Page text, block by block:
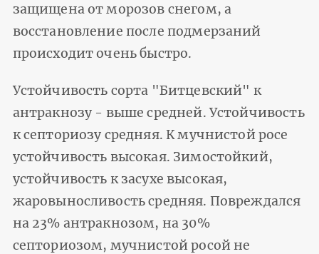
защищена от морозов снегом, а
восстановление после подмерзаний
происходит очень быстро.
Устойчивость сорта "Битцевский" к
антракнозу - выше средней. Устойчивость
к септориозу средняя. К мучнистой росе
устойчивость высокая. Зимостойкий,
устойчивость к засухе высокая,
жаровыносливость средняя. Повреждался
на 23% антракнозом, на 30%
септориозом, мучнистой росой не